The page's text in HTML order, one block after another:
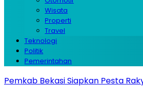
Wisata
Properti
Travel
Teknologi
Politik
Pemerintahan
Pemkab Bekasi Siapkan Pesta